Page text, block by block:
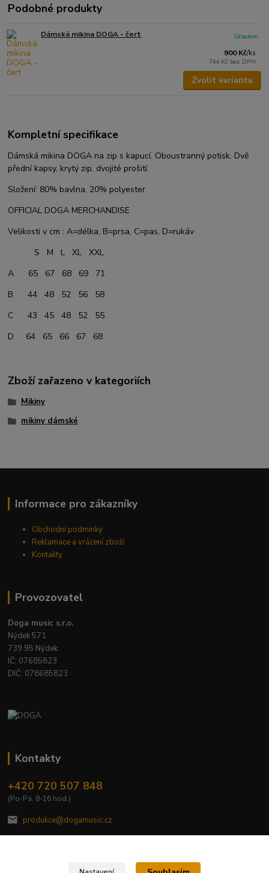
Podobné produkty
Dámská mikina DOGA - čert
900 Kč/ks
744 Kč bez DPH
Skladem
Zvolit variantu
Kompletní specifikace
Dámská mikina DOGA na zip s kapucí. Oboustranný potisk. Dvě
přední kapsy, krytý zip, dvojité prošití.
Složení: 80% bavlna, 20% polyester
OFFICIAL DOGA MERCHANDISE
Velikosti v cm : A=délka, B=prsa, C=pas, D=rukáv
S M L XL XXL
A 65 67 68 69 71
B 44 48 52 56 58
C 43 45 48 52 55
D 64 65 66 67 68
Zboží zařazeno v kategoriích
Mikiny
mikiny dámské
Informace pro zákazníky
Obchodní podmínky
Reklamace a vrácení zboží
Kontakty
Provozovatel
Doga music s.r.o.
Nýdek 571
739 95 Nýdek
IČ: 07685823
DIČ: 078685823
Kontakty
+420 720 507 848
(Po-Pá, 8-16 hod.)
produkce@dogamusic.cz